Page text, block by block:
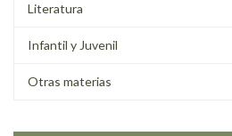
Literatura
Infantil y Juvenil
Otras materias